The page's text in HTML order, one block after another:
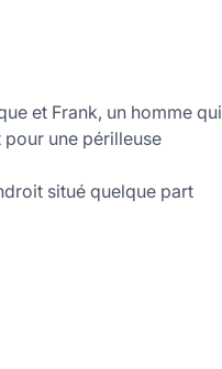
et Frank, un homme qui
pour une périlleuse
situé quelque part